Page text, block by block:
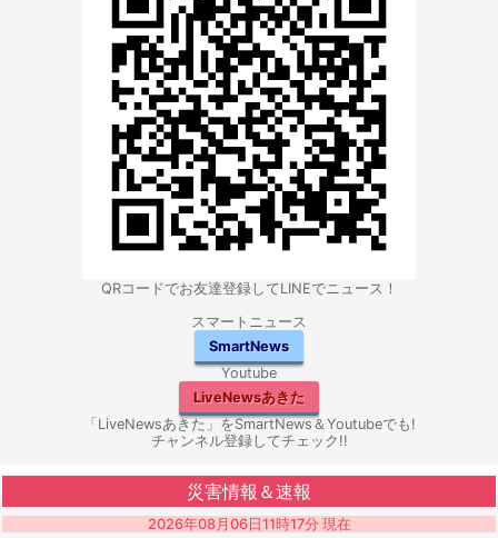
QRコードでお友達登録してLINEでニュース！
スマートニュース
SmartNews
Youtube
LiveNewsあきた
「LiveNewsあきた」をSmartNews＆Youtubeでも!
チャンネル登録してチェック!!
災害情報＆速報
2026年08月06日11時17分 現在